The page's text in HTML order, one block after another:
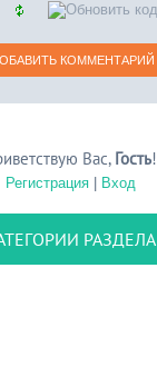
Вас, Гость!
Регистрация| Вход
РАЗДЕЛА